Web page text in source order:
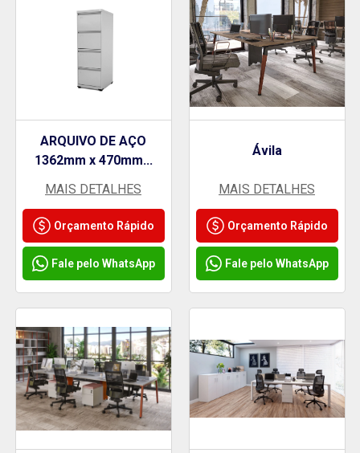
ARQUIVO DE AÇO
1362mm x 470mm...
MAIS DETALHES
Orçamento Rápido
Fale pelo WhatsApp
Ávila
MAIS DETALHES
Orçamento Rápido
Fale pelo WhatsApp